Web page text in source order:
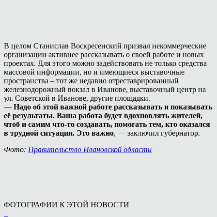
В целом Станислав Воскресенский призвал некоммерческие
организации активнее рассказывать о своей работе и новых
проектах. Для этого можно задействовать не только средства
массовой информации, но и имеющиеся выставочные
пространства – тот же недавно отреставрированный
железнодорожный вокзал в Иванове, выставочный центр на
ул. Советской в Иванове, другие площадки.
— Надо об этой важной работе рассказывать и показывать
её результаты. Ваша работа будет вдохновлять жителей,
чтоб и самим что-то создавать, помогать тем, кто оказался
в трудной ситуации. Это важно, — заключил губернатор.
Фото: Правительство Ивановской области
ФОТОГРАФИИ К ЭТОЙ НОВОСТИ